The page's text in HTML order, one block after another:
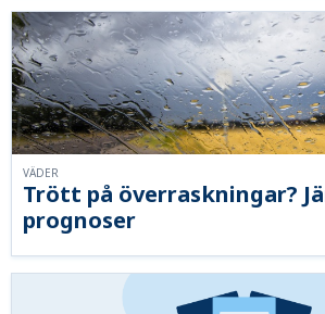
Trött på överraskningar?
prognoser
VÄDER